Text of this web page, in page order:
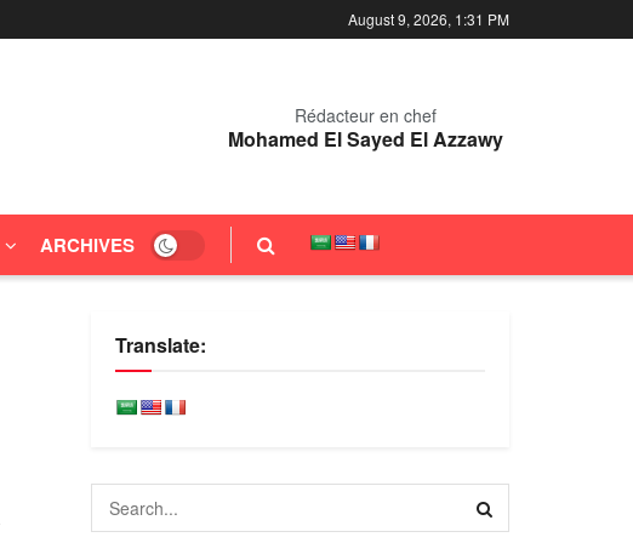
August 9, 2026, 1:31 PM
Rédacteur en chef
Mohamed El Sayed El Azzawy
ARCHIVES
Translate: